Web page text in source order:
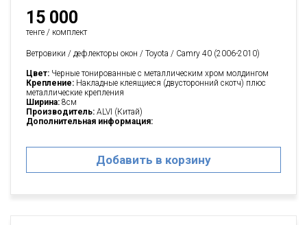
15 000
тенге / комплект
Ветровики / дефлекторы окон / Toyota / Camry 40 (2006-2010)
Цвет: Черные тонированные с металлическим хром молдингом
Крепление: Накладные клеящиеся (двусторонний скотч) плюс
металлические крепления
Ширина: 8см
Производитель: ALVI (Китай)
Дополнительная информация:
Добавить в корзину